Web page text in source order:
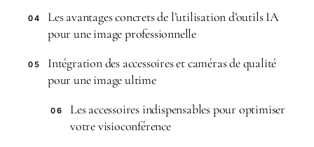
04
Les avantages concrets de l’utilisation d’outils IA
pour une image professionnelle
05
Intégration des accessoires et caméras de qualité
pour une image ultime
06
Les accessoires indispensables pour optimiser
votre visioconférence